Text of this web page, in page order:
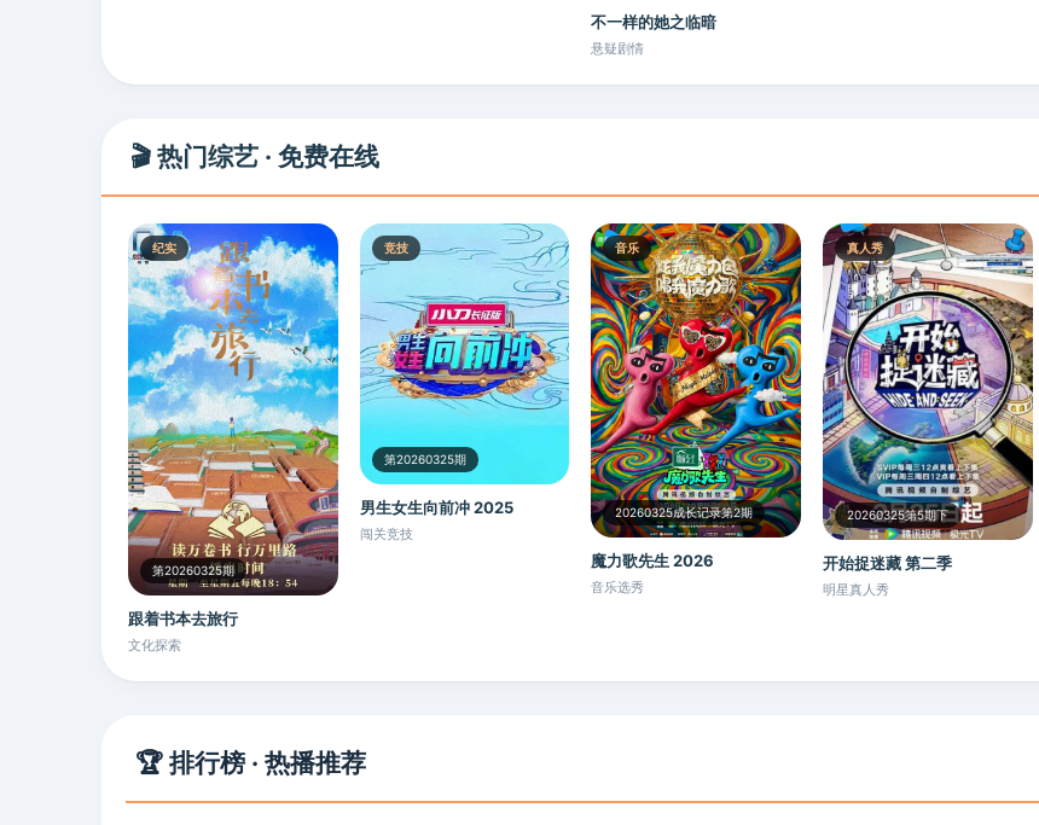
不一样的她之临暗
悬疑剧情
🎬 热门综艺 · 免费在线
纪实
第20260325期
跟着书本去旅行
文化探索
竞技
第20260325期
男生女生向前冲 2025
闯关竞技
音乐
20260325成长记录第2期
魔力歌先生 2026
音乐选秀
真人秀
20260325第5期下
开始捉迷藏 第二季
明星真人秀
🏆 排行榜 · 热播推荐